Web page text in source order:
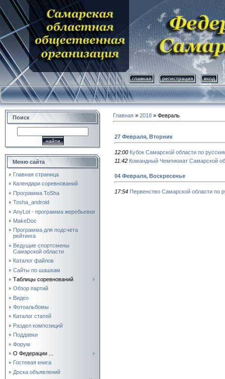
главная регистрация вход
Поиск
Меню сайта
Главная страница
Календари соревнований
Программа ToSha
Tosha_android
AnyLot - программа жеребьевки
MakeDoc
Программа для подсчета
рейтинга
Ведущие спортсмены
Самарской области
Каталог файлов
Сайты по шашкам
Таблицы соревнований
Обзор партий
Видео
Фотоальбомы
Каталог статей
Раздел композиций
Поддавки
Форум
О Федерации ...
Гостевая книга
Доска объявлений
Главная » 2018 » Февраль
27 Февраля, Вторник
12:00 Кубок Самарской области по
11:42 Командный Чемпионат Самарской
04 Февраля, Воскресенье
17:54 Первенство Самарской области по